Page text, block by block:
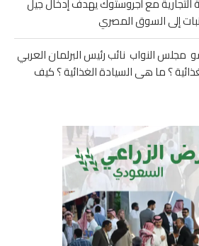
إلى السوق المصري
النواب نائب رئيس البرلمان العربي
؟ ما هى السيادة الغذائية ؟ كيف